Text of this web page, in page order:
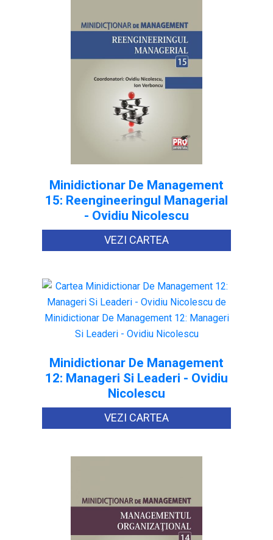
Minidictionar De Management
15: Reengineeringul Managerial
- Ovidiu Nicolescu
VEZI CARTEA
Minidictionar De Management
12: Manageri Si Leaderi - Ovidiu
Nicolescu
VEZI CARTEA